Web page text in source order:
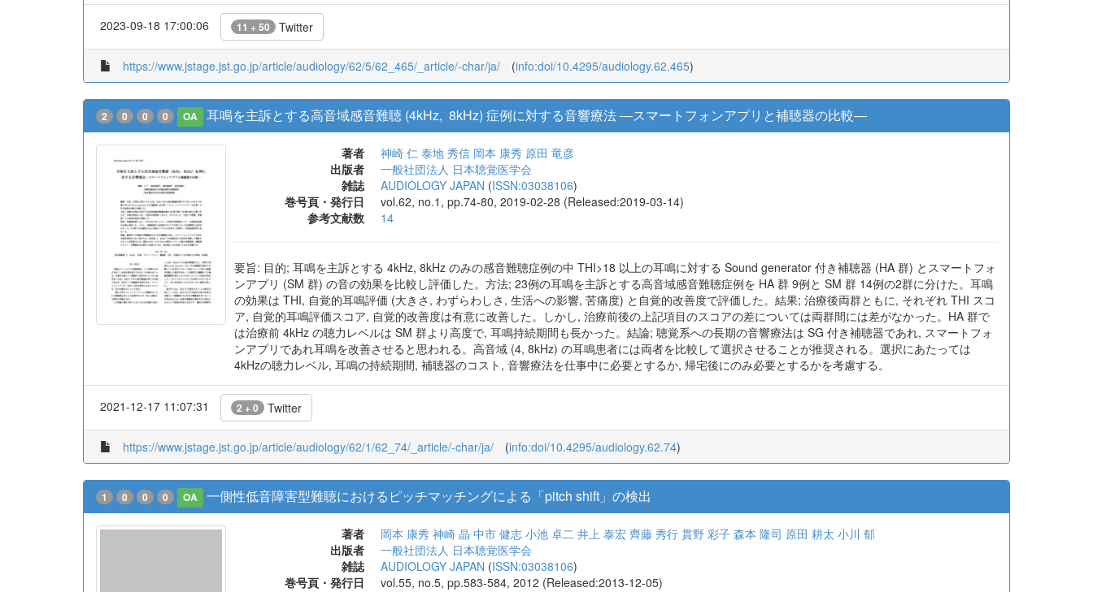
2023-09-18 17:00:06 11 + 50 Twitter
https://www.jstage.jst.go.jp/article/audiology/62/5/62_465/_article/-char/ja/ (info:doi/10.4295/audiology.62.465)
2 0 0 0 OA 耳鳴を主訴とする高音域感音難聴 (4kHz, 8kHz) 症例に対する音響療法 ―スマートフォンアプリと補聴器の比較―
著者 神崎 仁 泰地 秀信 岡本 康秀 原田 竜彦
出版者
一般社団法人 日本聴覚医学会
雑誌
AUDIOLOGY JAPAN (ISSN:03038106)
巻号頁・発行日
vol.62, no.1, pp.74-80, 2019-02-28 (Released:2019-03-14)
参考文献数
14
要旨: 目的; 耳鳴を主訴とする 4kHz, 8kHz のみの感音難聴症例の中 THI>18 以上の耳鳴に対する Sound generator 付き補聴器 (HA 群) とスマートフォ
ンアプリ (SM 群) の音の効果を比較し評価した。方法; 23例の耳鳴を主訴とする高音域感音難聴症例を HA 群 9例と SM 群 14例の2群に分けた。耳鳴
の効果は THI, 自覚的耳鳴評価 (大きさ, わずらわしさ, 生活への影響, 苦痛度) と自覚的改善度で評価した。結果; 治療後両群ともに, それぞれ THI スコ
ア, 自覚的耳鳴評価スコア, 自覚的改善度は有意に改善した。しかし, 治療前後の上記項目のスコアの差については両群間には差がなかった。HA 群で
は治療前 4kHz の聴力レベルは SM 群より高度で, 耳鳴持続期間も長かった。結論; 聴覚系への長期の音響療法は SG 付き補聴器であれ, スマートフォ
ンアプリであれ耳鳴を改善させると思われる。高音域 (4, 8kHz) の耳鳴患者には両者を比較して選択させることが推奨される。選択にあたっては
4kHzの聴力レベル, 耳鳴の持続期間, 補聴器のコスト, 音響療法を仕事中に必要とするか, 帰宅後にのみ必要とするかを考慮する。
2021-12-17 11:07:31 2 + 0 Twitter
https://www.jstage.jst.go.jp/article/audiology/62/1/62_74/_article/-char/ja/ (info:doi/10.4295/audiology.62.74)
1 0 0 0 OA 一側性低音障害型難聴におけるピッチマッチングによる「pitch shift」の検出
著者 岡本 康秀 神崎 晶 中市 健志 小池 卓二 井上 泰宏 齊藤 秀行 貫野 彩子 森本 隆司 原田 耕太 小川 郁
出版者
一般社団法人 日本聴覚医学会
雑誌
AUDIOLOGY JAPAN (ISSN:03038106)
巻号頁・発行日
vol.55, no.5, pp.583-584, 2012 (Released:2013-12-05)